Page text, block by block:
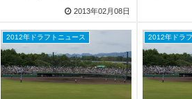
2013年02月08日
2012年ドラフトニュース 2012年ドラ